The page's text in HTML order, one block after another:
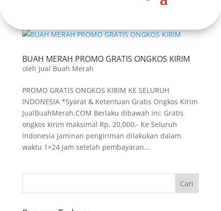
BUAH MERAH PROMO GRATIS ONGKOS KIRIM
oleh Jual Buah Merah
PROMO GRATIS ONGKOS KIRIM KE SELURUH
INDONESIA *Syarat & Ketentuan Gratis Ongkos Kirim
JualBuahMerah.COM Berlaku dibawah ini: Gratis
ongkos kirim maksimal Rp. 20,000,- Ke Seluruh
Indonesia Jaminan pengiriman dilakukan dalam
waktu 1×24 Jam setelah pembayaran...